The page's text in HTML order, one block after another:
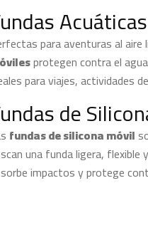
para aventuras al aire
protegen contra el
para viajes, actividades
de
fundas de silicona móvil
una funda ligera, flexible
impactos y protege